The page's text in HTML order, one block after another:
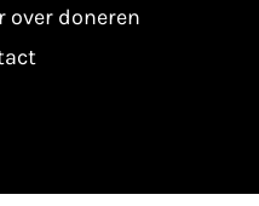
over doneren